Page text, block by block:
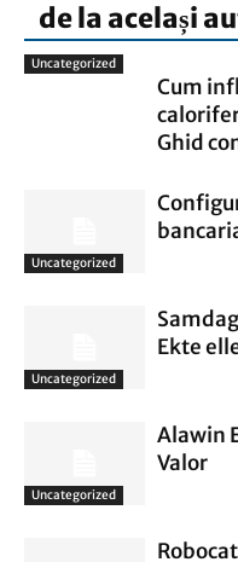
de la același
Uncategorized
Cum
Ghid
Uncategorized
Uncategorized
Ekte
Uncategorized
Alawin
Valor